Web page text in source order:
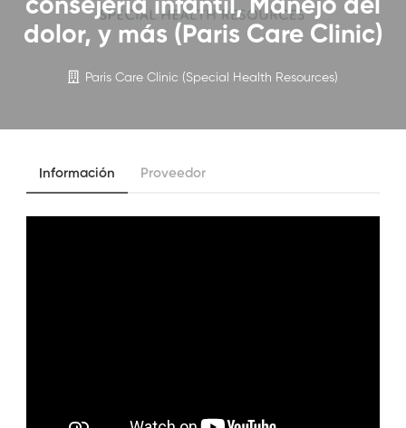
consejería infantil, Manejo del
dolor, y más (Paris Care Clinic)
Paris Care Clinic (Special Health Resources)
Información Proveedor